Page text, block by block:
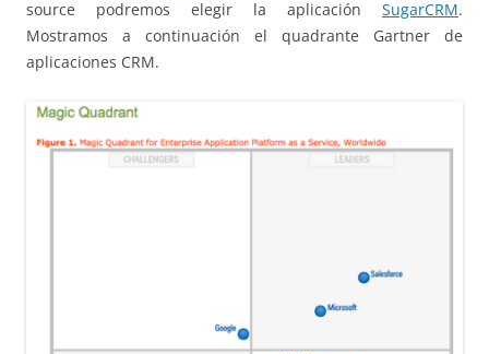
source podremos elegir la aplicación SugarCRM.
Mostramos a continuación el quadrante Gartner de
aplicaciones CRM.